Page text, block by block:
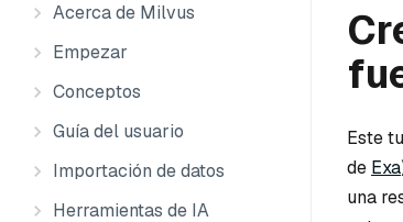
Acerca de Milvus
Empezar
Conceptos
Guía del usuario
Importación de datos
Herramientas de IA
Este
de Exa
una